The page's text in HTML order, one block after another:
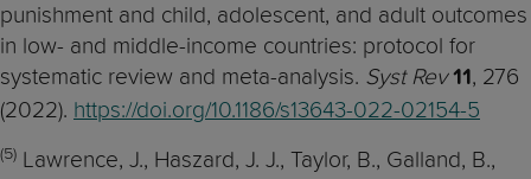
punishment and child, adolescent, and adult outcomes
in low- and middle-income countries: protocol for
systematic review and meta-analysis. Syst Rev 11, 276
(2022). https://doi.org/10.1186/s13643-022-02154-5
(5) Lawrence, J., Haszard, J. J., Taylor, B., Galland, B.,